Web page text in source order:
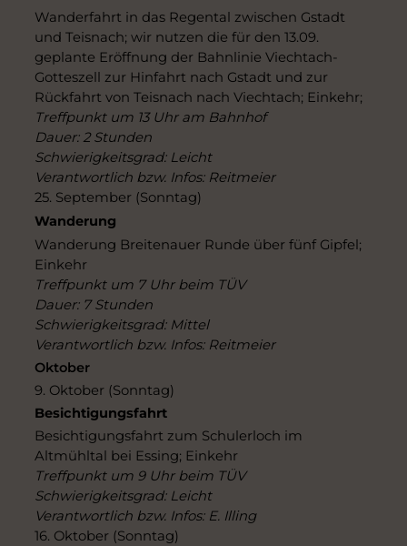
Wanderfahrt in das Regental zwischen Gstadt
und Teisnach; wir nutzen die für den 13.09.
geplante Eröffnung der Bahnlinie Viechtach-
Gotteszell zur Hinfahrt nach Gstadt und zur
Rückfahrt von Teisnach nach Viechtach; Einkehr;
Treffpunkt um 13 Uhr am Bahnhof
Dauer: 2 Stunden
Schwierigkeitsgrad: Leicht
Verantwortlich bzw. Infos: Reitmeier
25. September (Sonntag)
Wanderung
Wanderung Breitenauer Runde über fünf Gipfel;
Einkehr
Treffpunkt um 7 Uhr beim TÜV
Dauer: 7 Stunden
Schwierigkeitsgrad: Mittel
Verantwortlich bzw. Infos: Reitmeier
Oktober
9. Oktober (Sonntag)
Besichtigungsfahrt
Besichtigungsfahrt zum Schulerloch im
Altmühltal bei Essing; Einkehr
Treffpunkt um 9 Uhr beim TÜV
Schwierigkeitsgrad: Leicht
Verantwortlich bzw. Infos: E. Illing
16. Oktober (Sonntag)